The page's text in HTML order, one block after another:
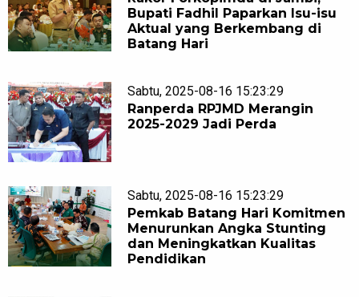
Bupati Fadhil Paparkan Isu-isu
Aktual yang Berkembang di
Batang Hari
Sabtu, 2025-08-16 15:23:29
Ranperda RPJMD Merangin
2025-2029 Jadi Perda
Sabtu, 2025-08-16 15:23:29
Pemkab Batang Hari Komitmen
Menurunkan Angka Stunting
dan Meningkatkan Kualitas
Pendidikan